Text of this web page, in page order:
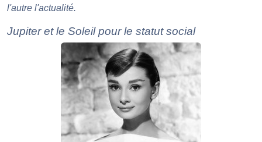
l'autre l'actualité.
Jupiter et le Soleil pour le statut social